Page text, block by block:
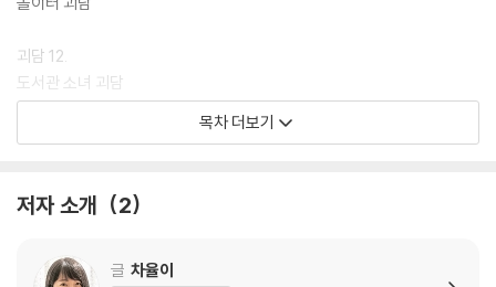
괴담 12.
도서관 소녀 괴담
괴담 14.
목차 더보기
저자 소개 2
글 차율이